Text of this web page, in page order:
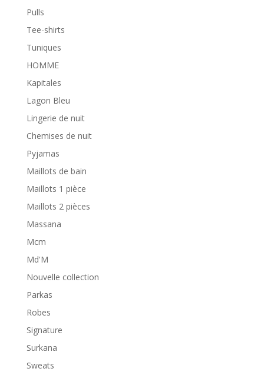
Pulls
Tee-shirts
Tuniques
HOMME
Kapitales
Lagon Bleu
Lingerie de nuit
Chemises de nuit
Pyjamas
Maillots de bain
Maillots 1 pièce
Maillots 2 pièces
Massana
Mcm
Md'M
Nouvelle collection
Parkas
Robes
Signature
Surkana
Sweats